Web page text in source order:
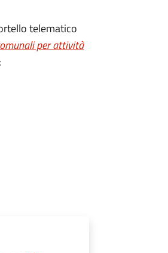
telematico
per attività